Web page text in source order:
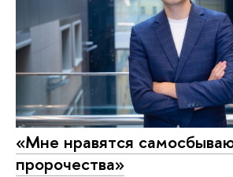
«Мне нравятся
пророчества»